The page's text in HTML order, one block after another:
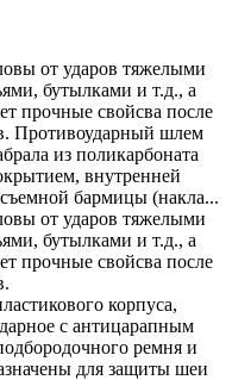
от ударов тяжелыми
бутылками и т.д., а
прочные свойсва после
Противоударный шлем
из поликарбоната
внутренней
бармицы (накла...
от ударов тяжелыми
бутылками и т.д., а
прочные свойсва после
корпуса,
с антицарапным
ремня и
для защиты шеи